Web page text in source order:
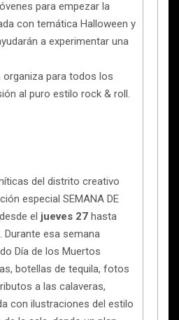
para empezar la
con temática Halloween y
a experimentar una
organiza para todos los
al puro estilo rock & roll.
del distrito creativo
especial SEMANA DE
el jueves 27 hasta
Durante esa semana
Día de los Muertos
botellas de tequila, fotos
a las calaveras,
con ilustraciones del estilo